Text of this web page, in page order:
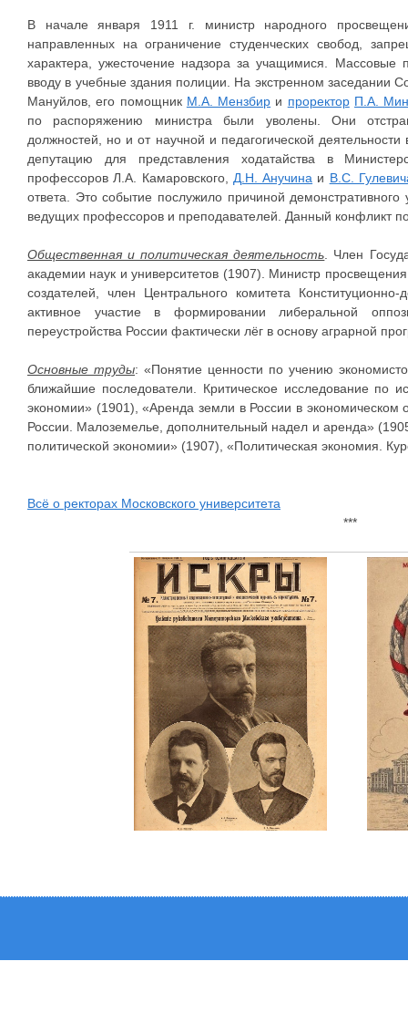
В начале января 1911 г. министр народного
направленных на ограничение студенческих свобод,
характера, ужесточение надзора за учащимися. Массовые
вводу в учебные здания полиции. На экстренном заседании
Мануйлов, его помощник М.А. Мензбир и проректор П.А.
по распоряжению министра были уволены. Они
должностей, но и от научной и педагогической
депутацию для представления ходатайства в
профессоров Л.А. Камаровского, Д.Н. Анучина и В.С.
ответа. Это событие послужило причиной демонстративного
ведущих профессоров и преподавателей. Данный конфликт
Общественная и политическая деятельность . Член
академии наук и университетов (1907). Министр
создателей, член Центрального комитета
активное участие в формировании либеральной
переустройства России фактически лёг в основу аграрной
Основные труды: «Понятие ценности по учению
ближайшие последователи. Критическое исследование по
экономии» (1901), «Аренда земли в России в
России. Малоземелье, дополнительный надел и аренда»
политической экономии» (1907), «Политическая экономия.
Всё о ректорах Московского университета
***